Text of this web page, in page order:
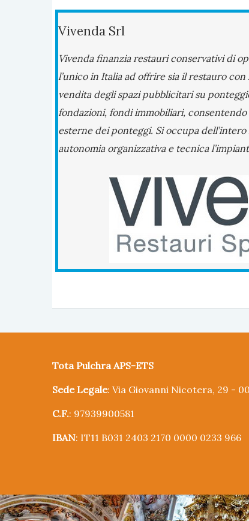
Vivenda Srl
Vivenda finanzia restauri conservativi di
l’unico in Italia ad offrire sia il restauro
vendita degli spazi pubblicitari su
fondazioni, fondi immobiliari,
esterne dei ponteggi. Si occupa
autonomia organizzativa e tecnica
Tota Pulchra APS-ETS
Sede Legale: Via Giovanni Nicotera, 29 -
C.F.: 97939900581
IBAN: IT11 B031 2403 2170 0000 0233